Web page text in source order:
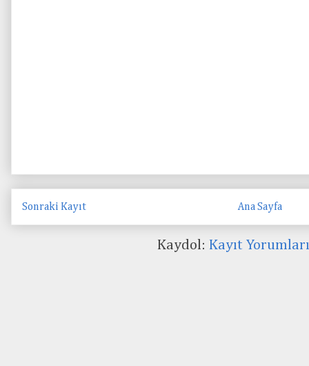
Sonraki Kayıt Ana Sayfa
Kaydol: Kayıt